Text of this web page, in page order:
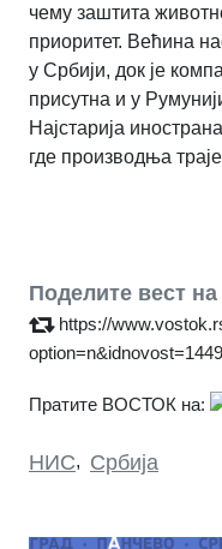
чему заштита
приоритет. Већина
у Србији, док je
присутна и у
Најстарија
где производња
Поделите вест
https://
Пратите ВОСТОК на:
НИС, Србија